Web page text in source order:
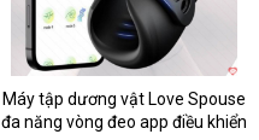
Máy tập dương vật Love Spouse
đa năng vòng đeo app điều khiển